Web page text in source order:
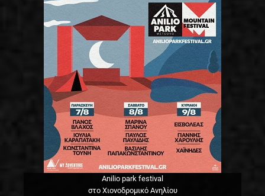
Anilio park festival
στο Χιονοδρομικό Ανηλίου